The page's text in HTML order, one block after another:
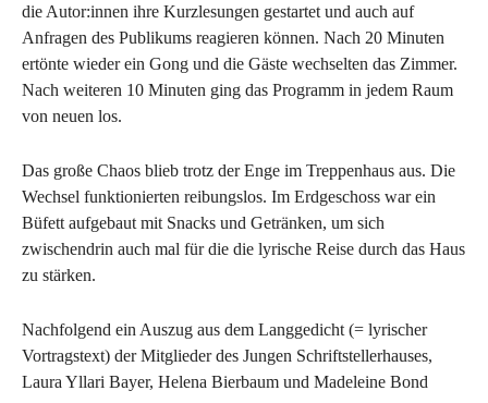
die Autor:innen ihre Kurzlesungen gestartet und auch auf
Anfragen des Publikums reagieren können. Nach 20 Minuten
ertönte wieder ein Gong und die Gäste wechselten das Zimmer.
Nach weiteren 10 Minuten ging das Programm in jedem Raum
von neuen los.
Das große Chaos blieb trotz der Enge im Treppenhaus aus. Die
Wechsel funktionierten reibungslos. Im Erdgeschoss war ein
Büfett aufgebaut mit Snacks und Getränken, um sich
zwischendrin auch mal für die die lyrische Reise durch das Haus
zu stärken.
Nachfolgend ein Auszug aus dem Langgedicht (= lyrischer
Vortragstext) der Mitglieder des Jungen Schriftstellerhauses,
Laura Yllari Bayer, Helena Bierbaum und Madeleine Bond